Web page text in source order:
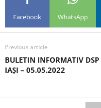
Facebook WhatsApp
Previous article
BULETIN INFORMATIV DSP
IAȘI – 05.05.2022